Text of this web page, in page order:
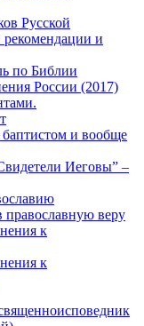
Русской
и
по Библии
России (2017)
баптистом и вообще
Иеговы” –
веру
к
к